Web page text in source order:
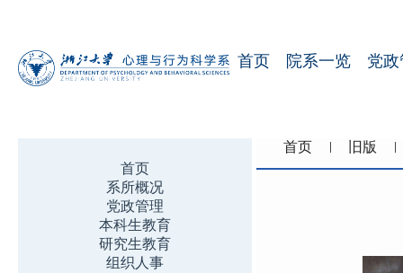
首页 院系一览 党
首页
系所概况
党政管理
本科生教育
研究生教育
组织人事
首页 旧版